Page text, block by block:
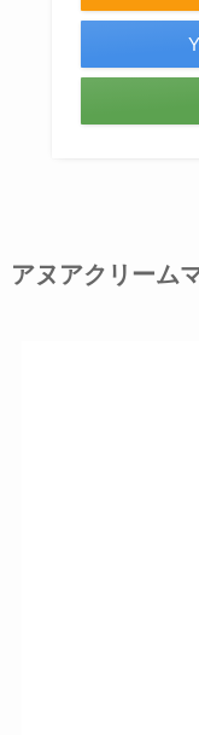
アヌアクリーム